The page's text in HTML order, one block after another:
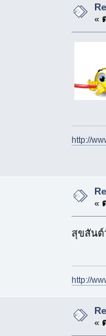
«
http://
«
สุขสันต์
http://
«